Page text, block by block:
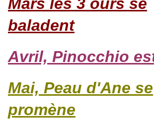
baladent
Avril, Pinocchio
Mai, Peau d'Ane se
promène